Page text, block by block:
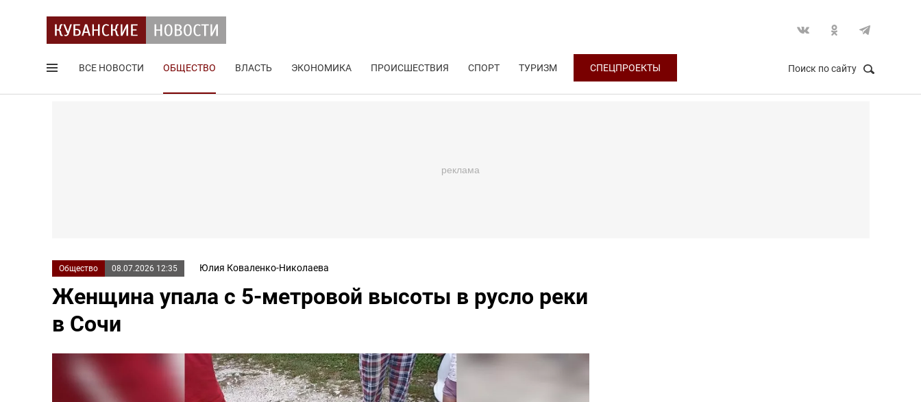
ВСЕ НОВОСТИ ОБЩЕСТВО ВЛАСТЬ ЭКОНОМИКА ПРОИСШЕСТВИЯ СПОРТ ТУРИЗМ СПЕЦПРОЕКТЫ Поиск по сайту
Общество 08.07.2026 12:35 Юлия Коваленко-Николаева
Женщина упала с 5-метровой высоты в русло реки
в Сочи